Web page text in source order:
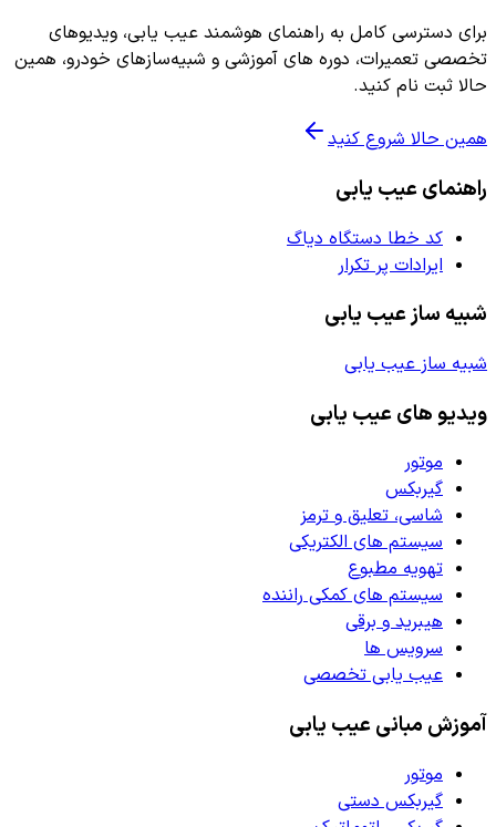
برای دسترسی کامل به راهنمای هوشمند عیب یابی، ویدیوهای
تخصصی تعمیرات، دوره های آموزشی و شبیه‌سازهای خودرو، همین
حالا ثبت نام کنید.
همین حالا شروع کنید
راهنمای عیب یابی
کد خطا دستگاه دیاگ
ایرادات پر تکرار
شبیه ساز عیب یابی
شبیه ساز عیب یابی
ویدیو های عیب یابی
موتور
گیربکس
شاسی، تعلیق و ترمز
سیستم های الکتریکی
تهویه مطبوع
سیستم های کمکی راننده
هیبرید و برقی
سرویس ها
عیب یابی تخصصی
آموزش مبانی عیب یابی
موتور
گیربکس دستی